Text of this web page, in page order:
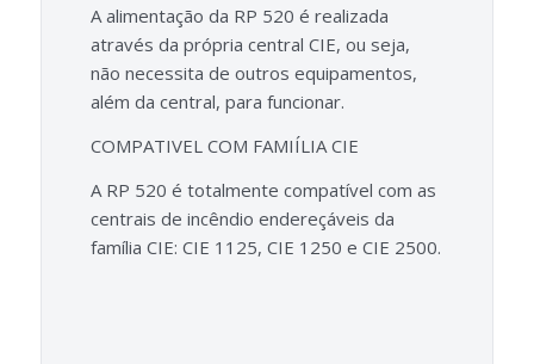
A alimentação da RP 520 é realizada
através da própria central CIE, ou seja,
não necessita de outros equipamentos,
além da central, para funcionar.
COMPATIVEL COM FAMIÍLIA CIE
A RP 520 é totalmente compatível com as
centrais de incêndio endereçáveis da
família CIE: CIE 1125, CIE 1250 e CIE 2500.